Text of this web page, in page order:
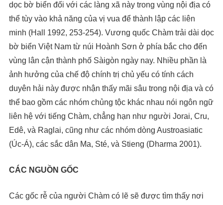
dọc bờ biển đối với các làng xã này trong vùng nội địa có
thể tùy vào khả năng của vị vua để thành lập các liên
minh (Hall 1992, 253-254). Vương quốc Chàm trải dài dọc
bờ biển Việt Nam từ núi Hoành Sơn ở phía bắc cho đến
vùng lân cận thành phố Sàigòn ngày nay. Nhiều phần là
ảnh hưởng của chế độ chính trị chủ yếu có tính cách
duyên hải này được nhận thấy mãi sâu trong nội địa và có
thể bao gồm các nhóm chủng tộc khác nhau nói ngôn ngữ
liên hệ với tiếng Chàm, chẳng hạn như người Jorai, Cru,
Edê, và Raglai, cũng như các nhóm dòng Austroasiatic
(Úc-Á), các sắc dân Ma, Sté, và Stieng (Dharma 2001).
CÁC NGUỒN GỐC
Các gốc rễ của người Chàm có lẽ sẽ được tìm thấy nơi